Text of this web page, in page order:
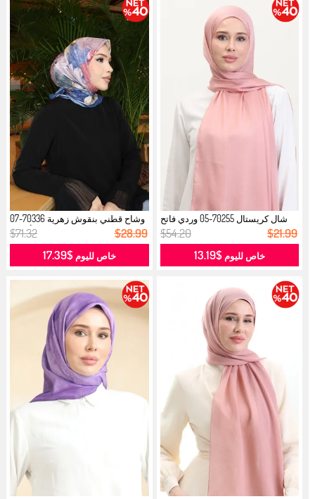
شال كريستال 70255-05 وردي فاتح
مغبر...
$54.20 $21.99
خاص لليوم$13.19
وشاح قطني بنقوش زهرية 70336-07
أزرق...
$71.32 $28.99
خاص لليوم$17.39